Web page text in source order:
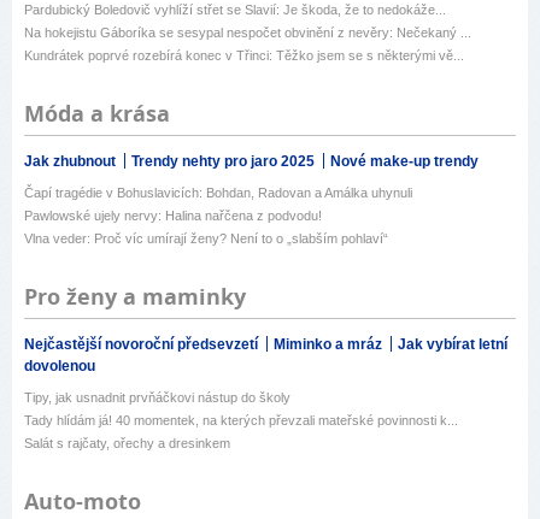
Pardubický Boledovič vyhlíží střet se Slavií: Je škoda, že to nedokáže...
Na hokejistu Gáboríka se sesypal nespočet obvinění z nevěry: Nečekaný ...
Kundrátek poprvé rozebírá konec v Třinci: Těžko jsem se s některými vě...
Móda a krása
Jak zhubnout Trendy nehty pro jaro 2025 Nové make-up trendy
Čapí tragédie v Bohuslavicích: Bohdan, Radovan a Amálka uhynuli
Pawlowské ujely nervy: Halina nařčena z podvodu!
Vlna veder: Proč víc umírají ženy? Není to o „slabším pohlaví“
Pro ženy a maminky
Nejčastější novoroční předsevzetí Miminko a mráz
Jak vybírat letní
dovolenou
Tipy, jak usnadnit prvňáčkovi nástup do školy
Tady hlídám já! 40 momentek, na kterých převzali mateřské povinnosti k...
Salát s rajčaty, ořechy a dresinkem
Auto-moto